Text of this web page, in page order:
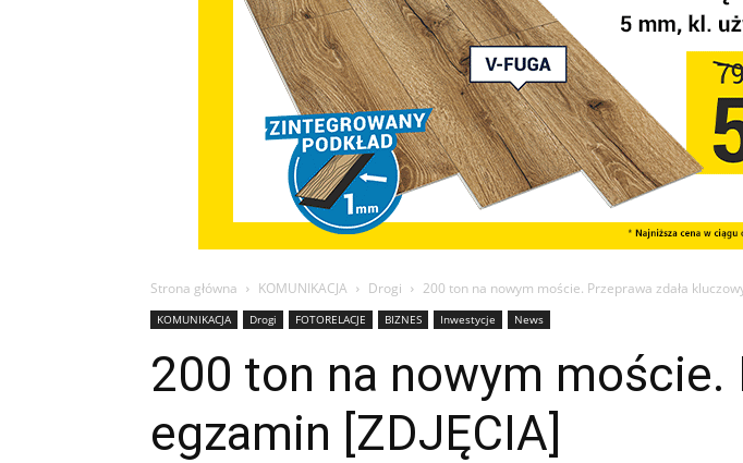
Strona główna KOMUNIKACJA Drogi 200 ton na nowym moście. Przeprawa zdała
KOMUNIKACJA Drogi FOTORELACJE BIZNES Inwestycje News
200 ton na nowym moście.
egzamin [ZDJĘCIA]